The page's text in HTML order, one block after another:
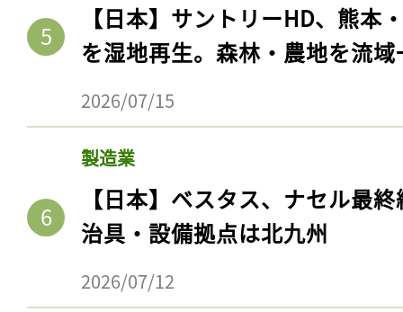
【日本】サントリーHD、熊本
を湿地再生。森林・農地を流
2026/07/15
製造業
【日本】ベスタス、ナセル最
治具・設備拠点は北九州
2026/07/12